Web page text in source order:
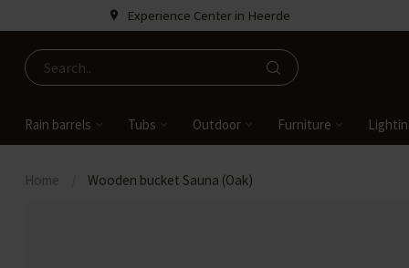
Experience Center in Heerde
Rain barrels Tubs Outdoor Furniture
Home Wooden bucket Sauna (Oak)